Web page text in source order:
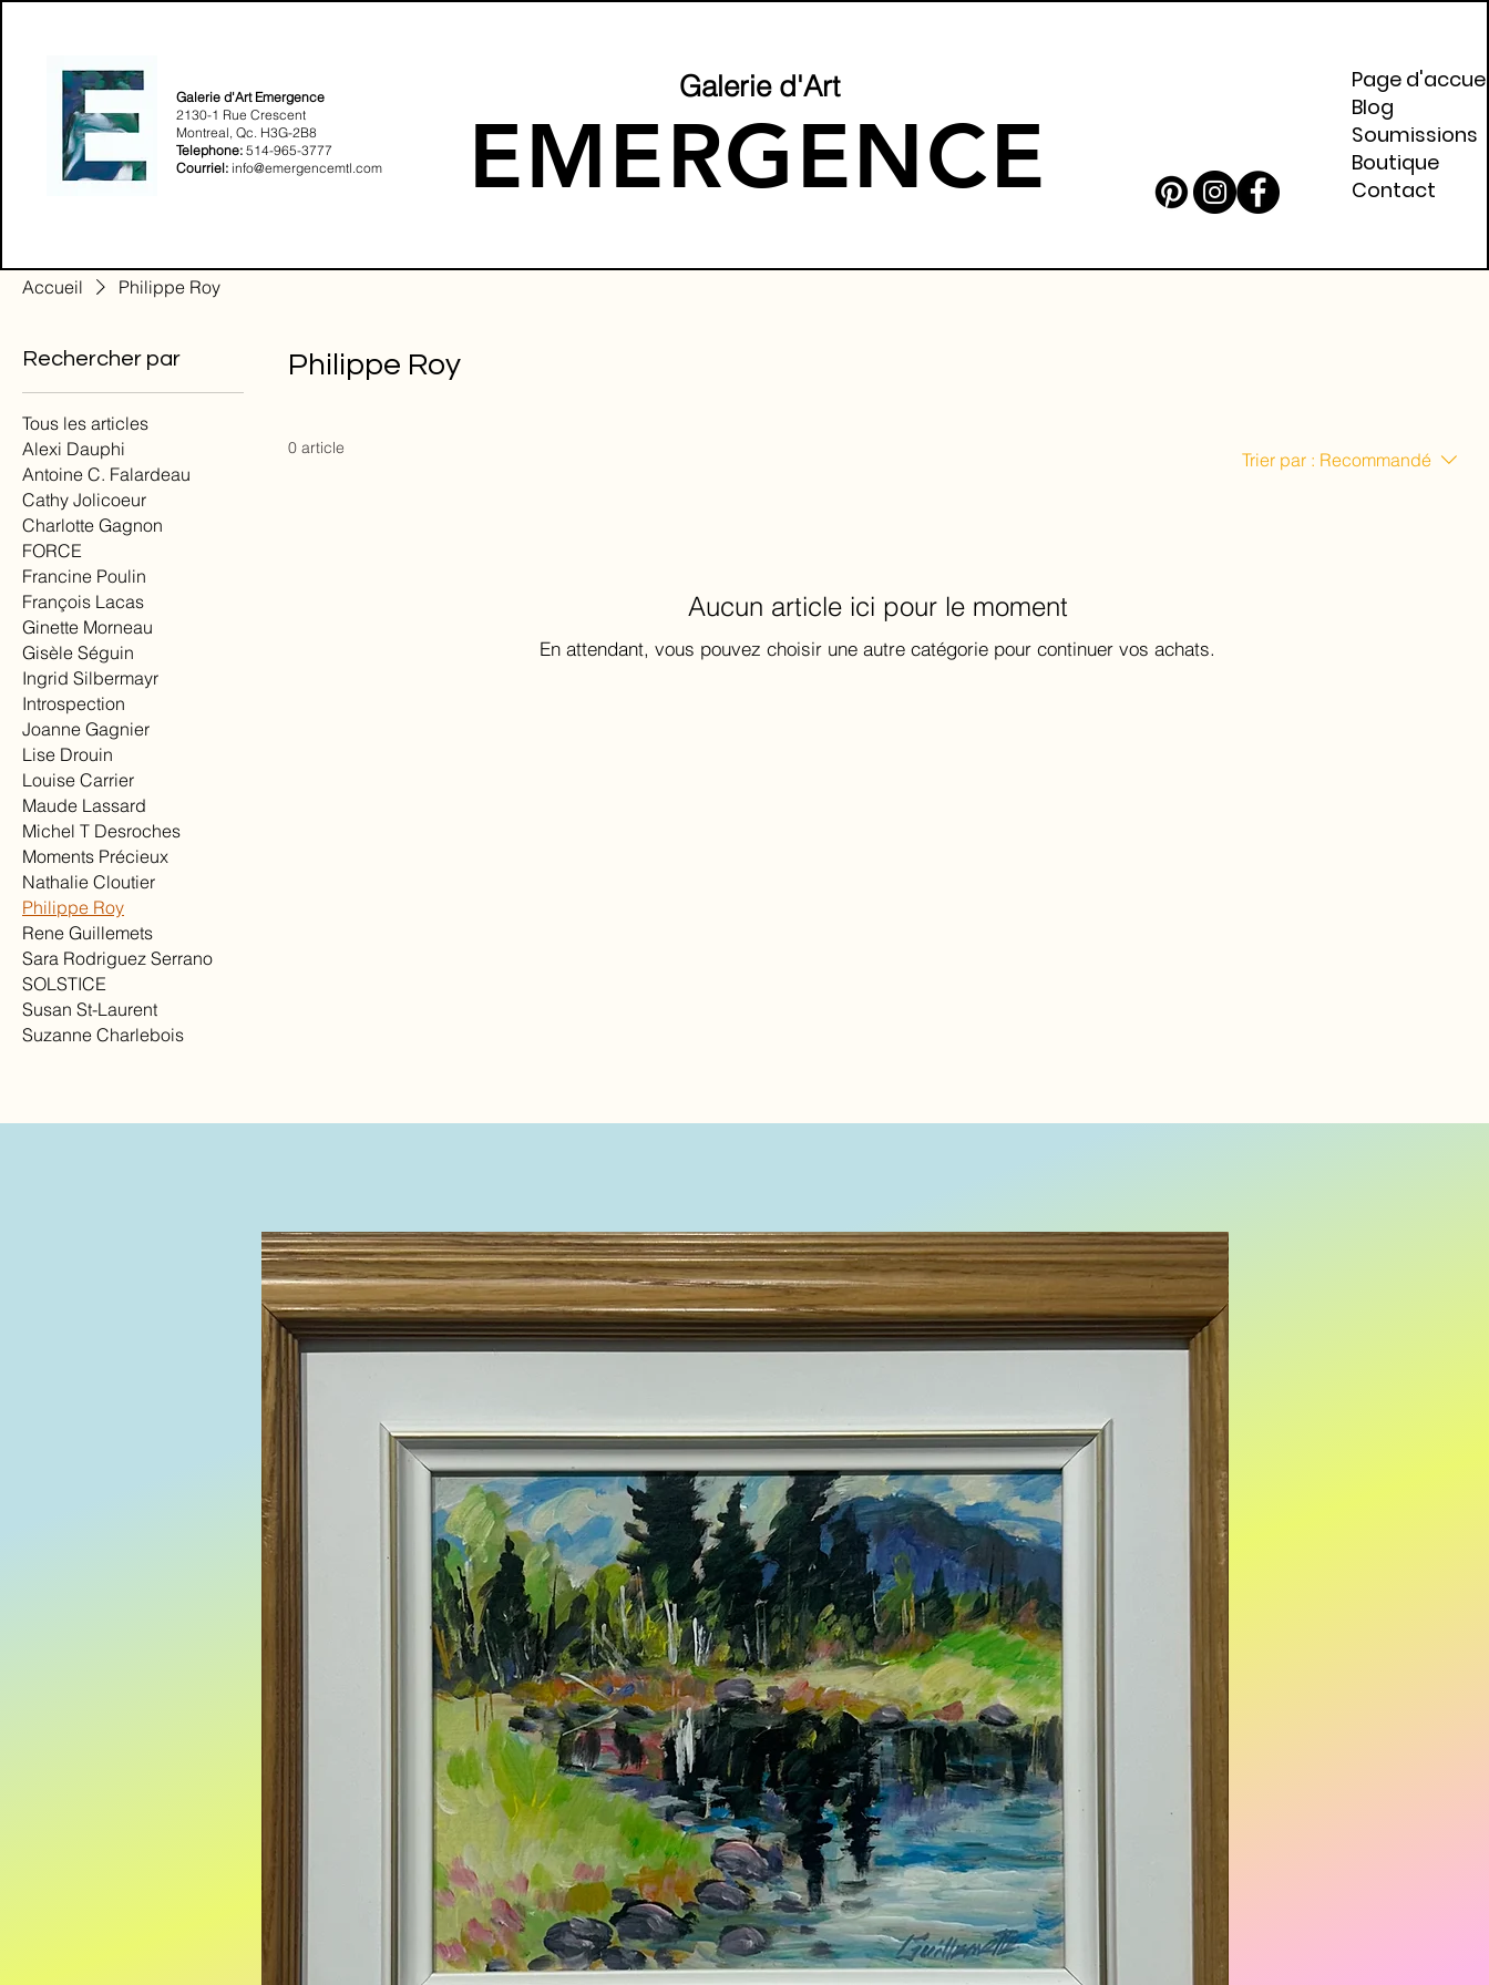
Galerie d'Art Emergence
2130-1 Rue Crescent
Montreal, Qc. H3G-2B8​
Telephone: 514-965-3777
Courriel: info@emergencemtl.com
Galerie d'Art
EMERGENCE
Page
Blog
Soumissions
Boutique
Contact
Accueil Philippe Roy
Rechercher par
Tous les articles
Alexi Dauphi
Antoine C. Falardeau
Cathy Jolicoeur
Charlotte Gagnon
FORCE
Francine Poulin
François Lacas
Ginette Morneau
Gisèle Séguin
Ingrid Silbermayr
Introspection
Joanne Gagnier
Lise Drouin
Louise Carrier
Maude Lassard
Michel T Desroches
Moments Précieux
Nathalie Cloutier
Philippe Roy
Rene Guillemets
Sara Rodriguez Serrano
SOLSTICE
Susan St-Laurent
Suzanne Charlebois
Philippe Roy
0 article
Trier par : Recommandé
Aucun article ici pour le moment
En attendant, vous pouvez choisir une autre catégorie pour continuer vos achats.